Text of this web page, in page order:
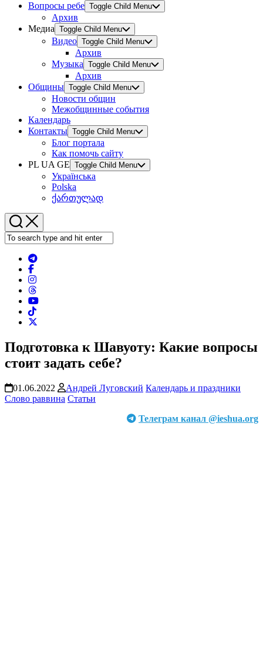
Вопросы ребе Toggle Child Menu
Архив
Медиа Toggle Child Menu
Видео Toggle Child Menu
Архив
Музыка Toggle Child Menu
Архив
Общины Toggle Child Menu
Новости общин
Межобщинные события
Календарь
Контакты Toggle Child Menu
Блог портала
Как помочь сайту
PL UA GE Toggle Child Menu
Українська
Polska
ქართულად
Подготовка к Шавуоту: Какие вопросы
стоит задать себе?
01.06.2022 Андрей Луговский Календарь и праздники
Слово раввина Статьи
Телеграм канал @ieshua.org